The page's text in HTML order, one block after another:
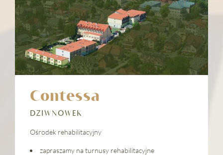
Contessa
DZIWNÓWEK
Ośrodek rehabilitacyjny
zapraszamy na turnusy rehabilitacyjne